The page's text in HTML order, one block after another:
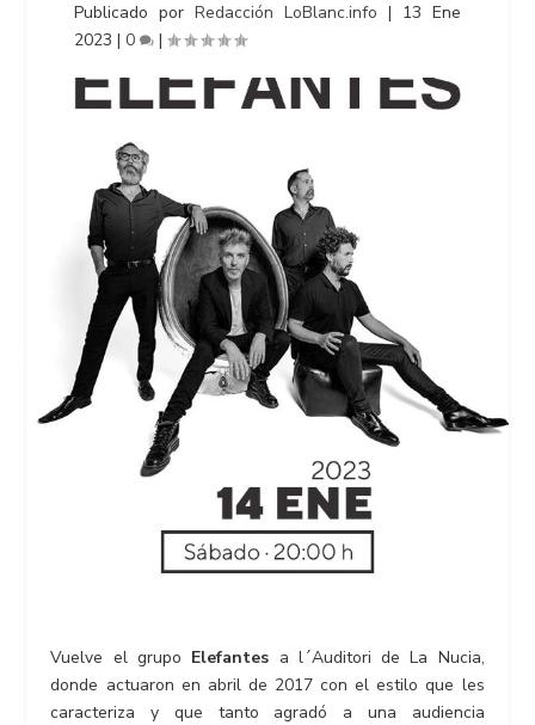
Publicado porRedacción LoBlanc.info | 13 Ene
2023 |0 |
Vuelve el grupo Elefantes a l´Auditori de La Nucia,
donde actuaron en abril de 2017 con el estilo que les
caracteriza y que tanto agradó a una audiencia